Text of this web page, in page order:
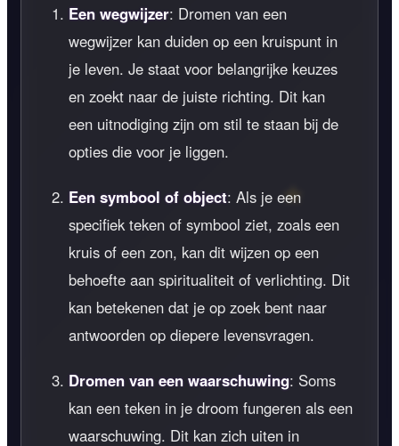
Een wegwijzer: Dromen van een
wegwijzer kan duiden op een kruispunt in
je leven. Je staat voor belangrijke keuzes
en zoekt naar de juiste richting. Dit kan
een uitnodiging zijn om stil te staan bij de
opties die voor je liggen.
Een symbool of object: Als je een
specifiek teken of symbool ziet, zoals een
kruis of een zon, kan dit wijzen op een
behoefte aan spiritualiteit of verlichting. Dit
kan betekenen dat je op zoek bent naar
antwoorden op diepere levensvragen.
Dromen van een waarschuwing: Soms
kan een teken in je droom fungeren als een
waarschuwing. Dit kan zich uiten in